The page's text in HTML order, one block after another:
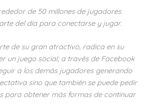
de 50 millones de jugadores
del día para conectarse y jugar.
de su gran atractivo, radica en su
un juego social; a través de Facebook
a los demás jugadores generando
sino que también se puede pedir
para obtener más formas de continuar